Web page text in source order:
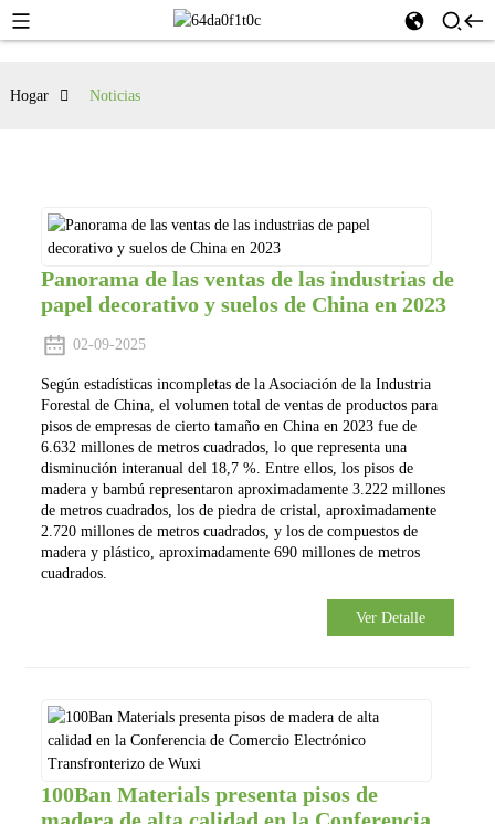
Hogar Noticias
Panorama de las ventas de las industrias de
papel decorativo y suelos de China en 2023
02-09-2025
Según estadísticas incompletas de la Asociación de la Industria
Forestal de China, el volumen total de ventas de productos para
pisos de empresas de cierto tamaño en China en 2023 fue de
6.632 millones de metros cuadrados, lo que representa una
disminución interanual del 18,7 %. Entre ellos, los pisos de
madera y bambú representaron aproximadamente 3.222 millones
de metros cuadrados, los de piedra de cristal, aproximadamente
2.720 millones de metros cuadrados, y los de compuestos de
madera y plástico, aproximadamente 690 millones de metros
cuadrados.
Ver Detalle
100Ban Materials presenta pisos de